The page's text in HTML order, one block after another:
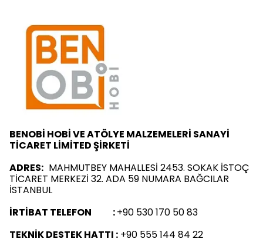
BENOBİ HOBİ VE ATÖLYE MALZEMELERİ SANAYİ
TİCARET LİMİTED ŞİRKETİ
ADRES: MAHMUTBEY MAHALLESİ 2453. SOKAK İSTOÇ
TİCARET MERKEZİ 32. ADA 59 NUMARA BAĞCILAR
İSTANBUL
İRTİBAT TELEFON :+90 530 170 50 83
TEKNİK DESTEK HATTI : +90 555 144 84 22